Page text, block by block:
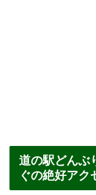
道の駅どんぶ
ぐの絶好アク